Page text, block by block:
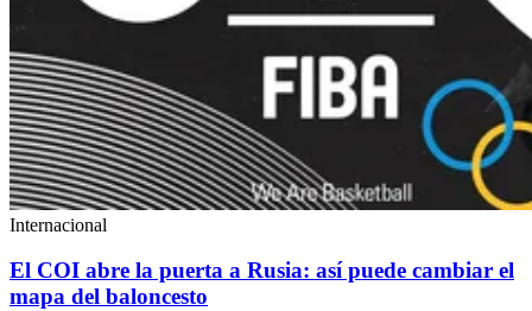
Internacional
El COI abre la puerta a Rusia: así puede cambiar el
mapa del baloncesto